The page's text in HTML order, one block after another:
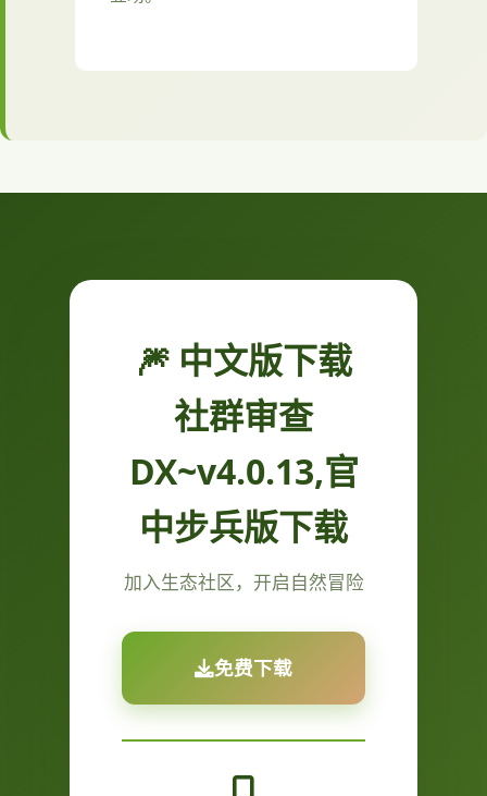
🎆 中文版下载
社群审查
DX~v4.0.13,官
中步兵版下载
加入生态社区，开启自然冒险
免费下载